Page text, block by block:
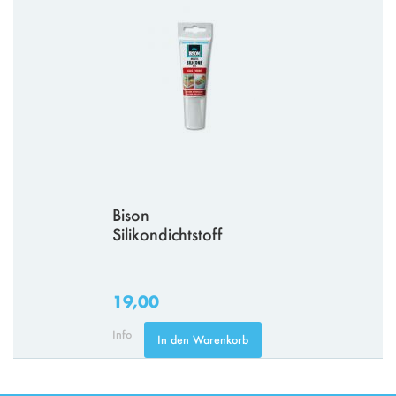
Bison
Silikondichtstoff
19,00
Info In den Warenkorb